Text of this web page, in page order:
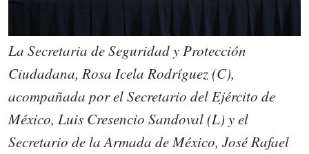
La Secretaria de Seguridad y Protección
Ciudadana, Rosa Icela Rodríguez (C),
acompañada por el Secretario del Ejército de
México, Luis Cresencio Sandoval (L) y el
Secretario de la Armada de México, José Rafael